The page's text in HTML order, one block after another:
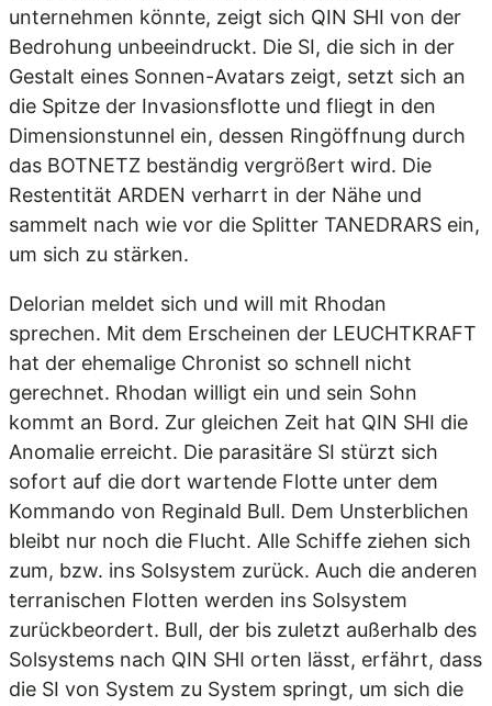
unternehmen könnte, zeigt sich QIN SHI von der
Bedrohung unbeeindruckt. Die SI, die sich in der
Gestalt eines Sonnen-Avatars zeigt, setzt sich an
die Spitze der Invasionsflotte und fliegt in den
Dimensionstunnel ein, dessen Ringöffnung durch
das BOTNETZ beständig vergrößert wird. Die
Restentität ARDEN verharrt in der Nähe und
sammelt nach wie vor die Splitter TANEDRARS ein,
um sich zu stärken.
Delorian meldet sich und will mit Rhodan
sprechen. Mit dem Erscheinen der LEUCHTKRAFT
hat der ehemalige Chronist so schnell nicht
gerechnet. Rhodan willigt ein und sein Sohn
kommt an Bord. Zur gleichen Zeit hat QIN SHI die
Anomalie erreicht. Die parasitäre SI stürzt sich
sofort auf die dort wartende Flotte unter dem
Kommando von Reginald Bull. Dem Unsterblichen
bleibt nur noch die Flucht. Alle Schiffe ziehen sich
zum, bzw. ins Solsystem zurück. Auch die anderen
terranischen Flotten werden ins Solsystem
zurückbeordert. Bull, der bis zuletzt außerhalb des
Solsystems nach QIN SHI orten lässt, erfährt, dass
die SI von System zu System springt, um sich die